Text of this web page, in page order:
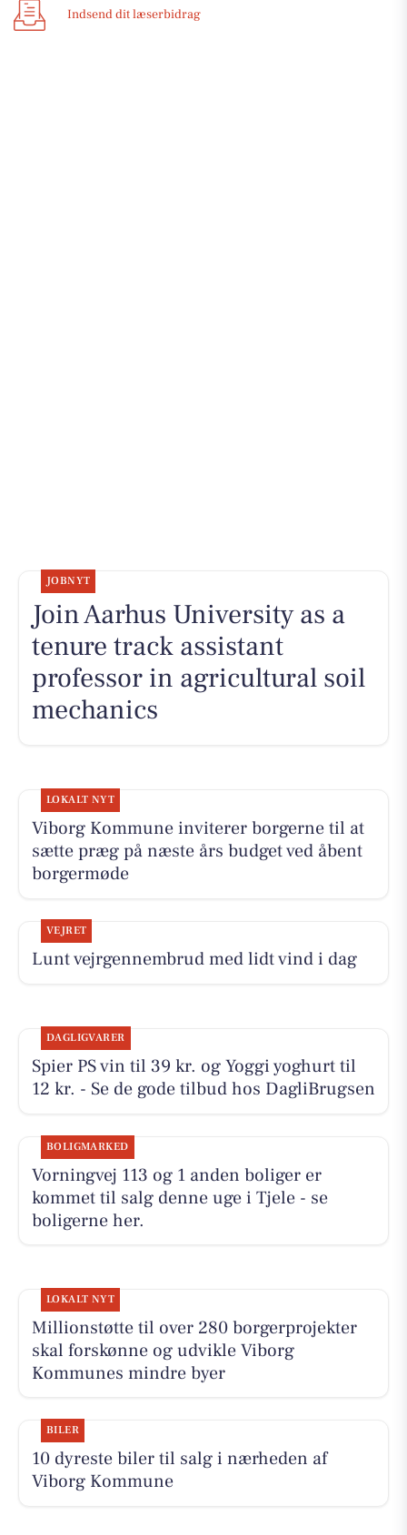
Indsend dit læserbidrag
JOBNYT
Join Aarhus University as a
tenure track assistant
professor in agricultural soil
mechanics
LOKALT NYT
Viborg Kommune inviterer borgerne til at
sætte præg på næste års budget ved åbent
borgermøde
VEJRET
Lunt vejrgennembrud med lidt vind i dag
DAGLIGVARER
Spier PS vin til 39 kr. og Yoggi yoghurt til
12 kr. - Se de gode tilbud hos DagliBrugsen
BOLIGMARKED
Vorningvej 113 og 1 anden boliger er
kommet til salg denne uge i Tjele - se
boligerne her.
LOKALT NYT
Millionstøtte til over 280 borgerprojekter
skal forskønne og udvikle Viborg
Kommunes mindre byer
BILER
10 dyreste biler til salg i nærheden af
Viborg Kommune